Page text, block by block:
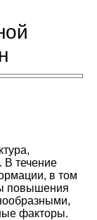
В течение
в том
повышения
факторы.